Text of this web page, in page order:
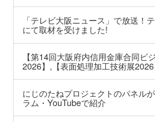
「テレビ大阪ニュース」で放送！
にて取材を受けました!
【第14回大阪府内信用金庫合同ビ
2026】,【表面処理加工技術展
にじのたねプロジェクトのパネル
ラム・YouTubeで紹介